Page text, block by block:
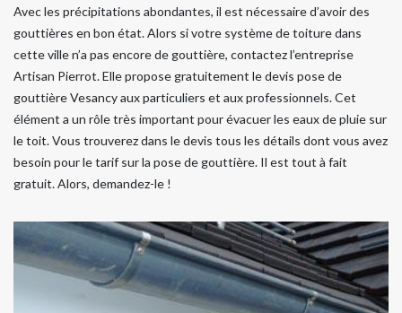
Avec les précipitations abondantes, il est nécessaire d’avoir des
gouttières en bon état. Alors si votre système de toiture dans
cette ville n’a pas encore de gouttière, contactez l’entreprise
Artisan Pierrot. Elle propose gratuitement le devis pose de
gouttière Vesancy aux particuliers et aux professionnels. Cet
élément a un rôle très important pour évacuer les eaux de pluie sur
le toit. Vous trouverez dans le devis tous les détails dont vous avez
besoin pour le tarif sur la pose de gouttière. Il est tout à fait
gratuit. Alors, demandez-le !